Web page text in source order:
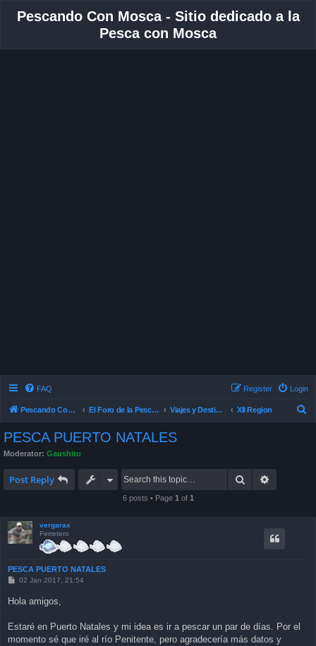
Pescando Con Mosca - Sitio dedicado a la
Pesca con Mosca
FAQ Login
Register
Pescando Con Mosca El Foro de la Pesca con Mosca en Chile Viajes y Destinos de Pesca XII Region
PESCA PUERTO NATALES
Moderator: Gaushito
Post Reply Search
6 posts • Page 1 of 1
vergarax
Ferretero
PESCA PUERTO NATALES
P
t
02 Jan 2017, 21:54
Hola amigos,
Estaré en Puerto Natales y mi idea es ir a pescar un par de días. Por el
momento sé que iré al río Penitente, pero agradecería más datos y